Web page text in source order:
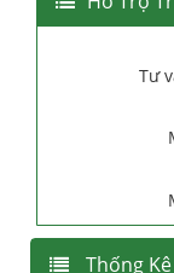
Tư
Thống